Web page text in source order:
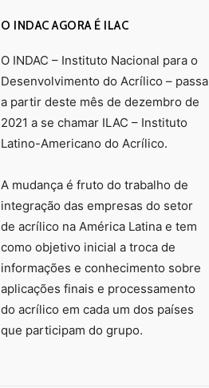
O INDAC AGORA É ILAC
O INDAC – Instituto Nacional para o
Desenvolvimento do Acrílico – passa
a partir deste mês de dezembro de
2021 a se chamar ILAC – Instituto
Latino-Americano do Acrílico.
A mudança é fruto do trabalho de
integração das empresas do setor
de acrílico na América Latina e tem
como objetivo inicial a troca de
informações e conhecimento sobre
aplicações finais e processamento
do acrílico em cada um dos países
que participam do grupo.